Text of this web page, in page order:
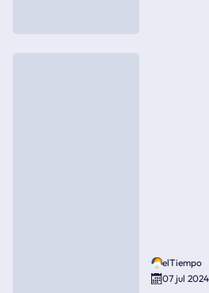
elTiempo
07 jul 2024